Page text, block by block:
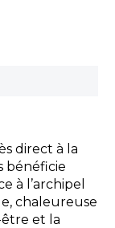
direct à la
bénéficie
à l’archipel
chaleureuse
et la